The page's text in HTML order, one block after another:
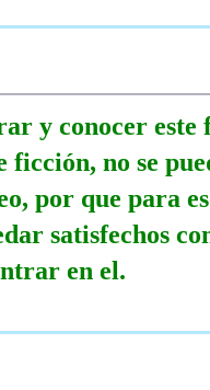
y conocer este
no se
por que para
satisfechos
en el.